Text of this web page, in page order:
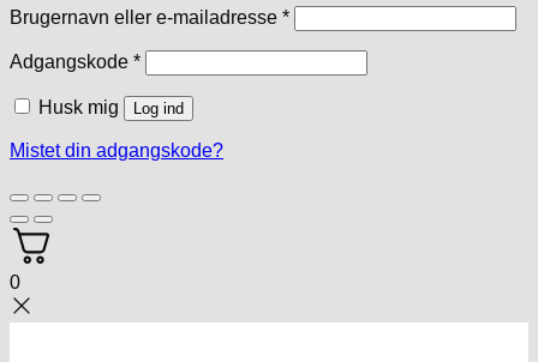
Brugernavn eller e-mailadresse *Påkrævet
Adgangskode *Påkrævet
Husk mig Log ind
Mistet din adgangskode?
0